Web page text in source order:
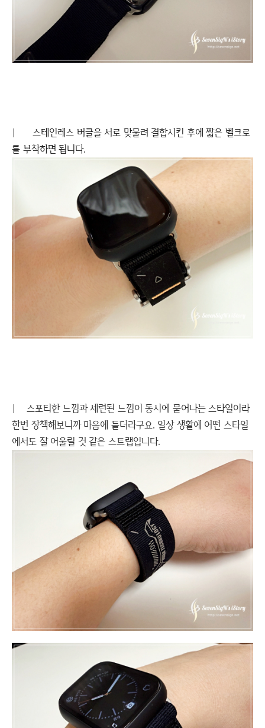
스테인레스 버클을 서로 맞물려 결합시킨 후에 짧은 벨크로
를 부착하면 됩니다.
스포티한 느낌과 세련된 느낌이 동시에 묻어나는 스타일이라
한번 장책해보니까 마음에 들더라구요. 일상 생활에 어떤 스타일
에서도 잘 어울릴 것 같은 스트랩입니다.